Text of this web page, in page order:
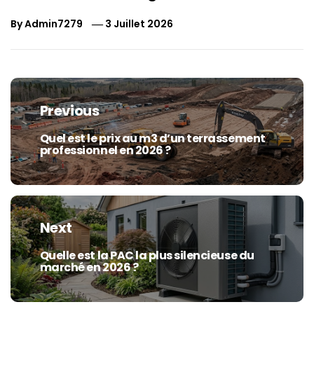
ByAdmin7279 3 Juillet 2026
Navigation
de
l’article
Previous
Previous
post:
Quel est le prix au m3 d’un terrassement
professionnel en 2026 ?
Next
Next
post:
Quelle est la PAC la plus silencieuse du
marché en 2026 ?